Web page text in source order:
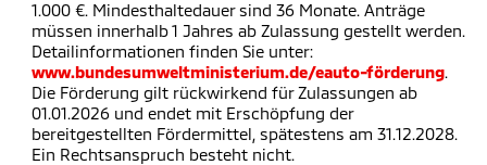
1.000 €. Mindesthaltedauer sind 36 Monate. Anträge
müssen innerhalb 1 Jahres ab Zulassung gestellt werden.
Detailinformationen finden Sie unter:
www.bundesumweltministerium.de/eauto-förderung
Die Förderung gilt rückwirkend für Zulassungen ab
01.01.2026 und endet mit Erschöpfung der
bereitgestellten Fördermittel, spätestens am 31.12.2028.
Ein Rechtsanspruch besteht nicht.